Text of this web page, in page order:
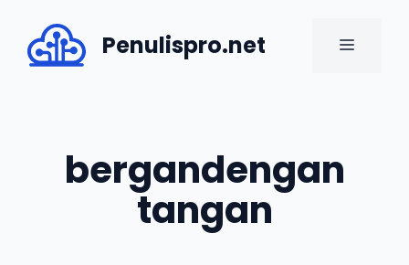
content
Penulispro.net MENU
bergandengan
tangan